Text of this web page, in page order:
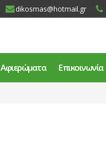
dikosmas@hotmail.gr
Αφιερώματα Επικοινωνία